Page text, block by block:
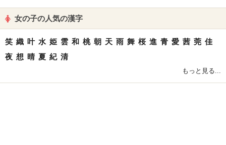
女の子の人気の漢字
笑 織 叶 水 姫 雲 和 桃 朝 天 雨 舞 桜 進 青 愛 茜 莞 佳
夜 想 晴 夏 紀 清
もっと見る...